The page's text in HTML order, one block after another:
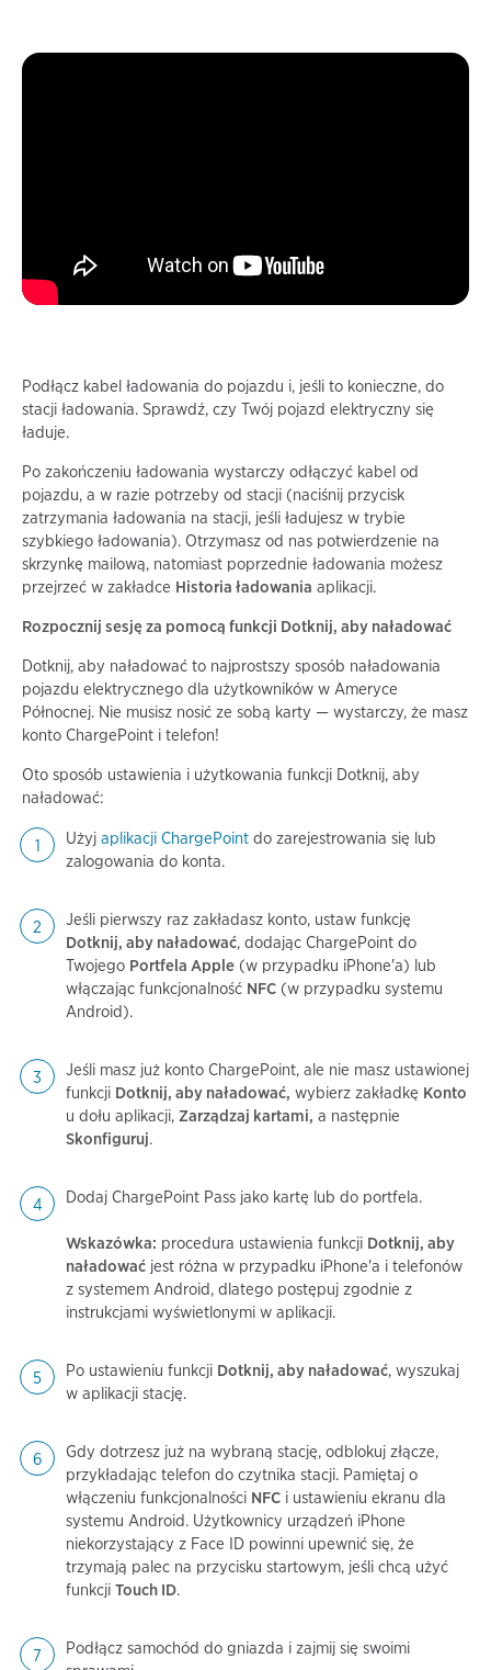
Podłącz kabel ładowania do pojazdu i, jeśli to konieczne, do
stacji ładowania. Sprawdź, czy Twój pojazd elektryczny się
ładuje.
Po zakończeniu ładowania wystarczy odłączyć kabel od
pojazdu, a w razie potrzeby od stacji (naciśnij przycisk
zatrzymania ładowania na stacji, jeśli ładujesz w trybie
szybkiego ładowania). Otrzymasz od nas potwierdzenie na
skrzynkę mailową, natomiast poprzednie ładowania możesz
przejrzeć w zakładce Historia ładowania aplikacji.
Rozpocznij sesję za pomocą funkcji Dotknij, aby naładować
Dotknij, aby naładować to najprostszy sposób naładowania
pojazdu elektrycznego dla użytkowników w Ameryce
Północnej. Nie musisz nosić ze sobą karty — wystarczy, że masz
konto ChargePoint i telefon!
Oto sposób ustawienia i użytkowania funkcji Dotknij, aby
naładować:
Użyj aplikacji ChargePoint do zarejestrowania się lub
zalogowania do konta.
Jeśli pierwszy raz zakładasz konto, ustaw funkcję
Dotknij, aby naładować, dodając ChargePoint do
Twojego Portfela Apple (w przypadku iPhone'a) lub
włączając funkcjonalność NFC (w przypadku systemu
Android).
Jeśli masz już konto ChargePoint, ale nie masz ustawionej
funkcji Dotknij, aby naładować, wybierz zakładkę Konto
u dołu aplikacji, Zarządzaj kartami, a następnie
Skonfiguruj.
Dodaj ChargePoint Pass jako kartę lub do portfela.
Wskazówka: procedura ustawienia funkcji Dotknij, aby
naładować jest różna w przypadku iPhone'a i telefonów
z systemem Android, dlatego postępuj zgodnie z
instrukcjami wyświetlonymi w aplikacji.
Po ustawieniu funkcji Dotknij, aby naładować, wyszukaj
w aplikacji stację.
Gdy dotrzesz już na wybraną stację, odblokuj złącze,
przykładając telefon do czytnika stacji. Pamiętaj o
włączeniu funkcjonalności NFC i ustawieniu ekranu dla
systemu Android. Użytkownicy urządzeń iPhone
niekorzystający z Face ID powinni upewnić się, że
trzymają palec na przycisku startowym, jeśli chcą użyć
funkcji Touch ID.
Podłącz samochód do gniazda i zajmij się swoimi